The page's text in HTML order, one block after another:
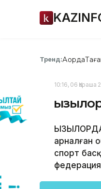
Тренд:Ақорда
10:16, 06 Қараша
арналған
спорт